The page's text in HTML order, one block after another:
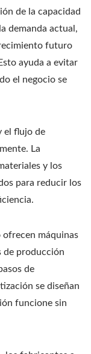
de la capacidad
demanda actual,
futuro
ayuda a evitar
el negocio se
el flujo de
La
y los
para reducir los
ofrecen máquinas
de producción
de
se diseñan
funcione sin